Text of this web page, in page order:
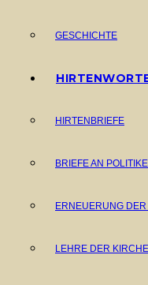
GESCHICHTE
HIRTENBRIEFE
BRIEFE AN
ERNEUERUNG
LEHRE DER KIRCHE